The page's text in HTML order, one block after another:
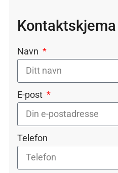
Kontaktskjema
Navn
E-post
Telefon